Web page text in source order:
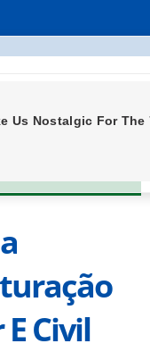
Civil